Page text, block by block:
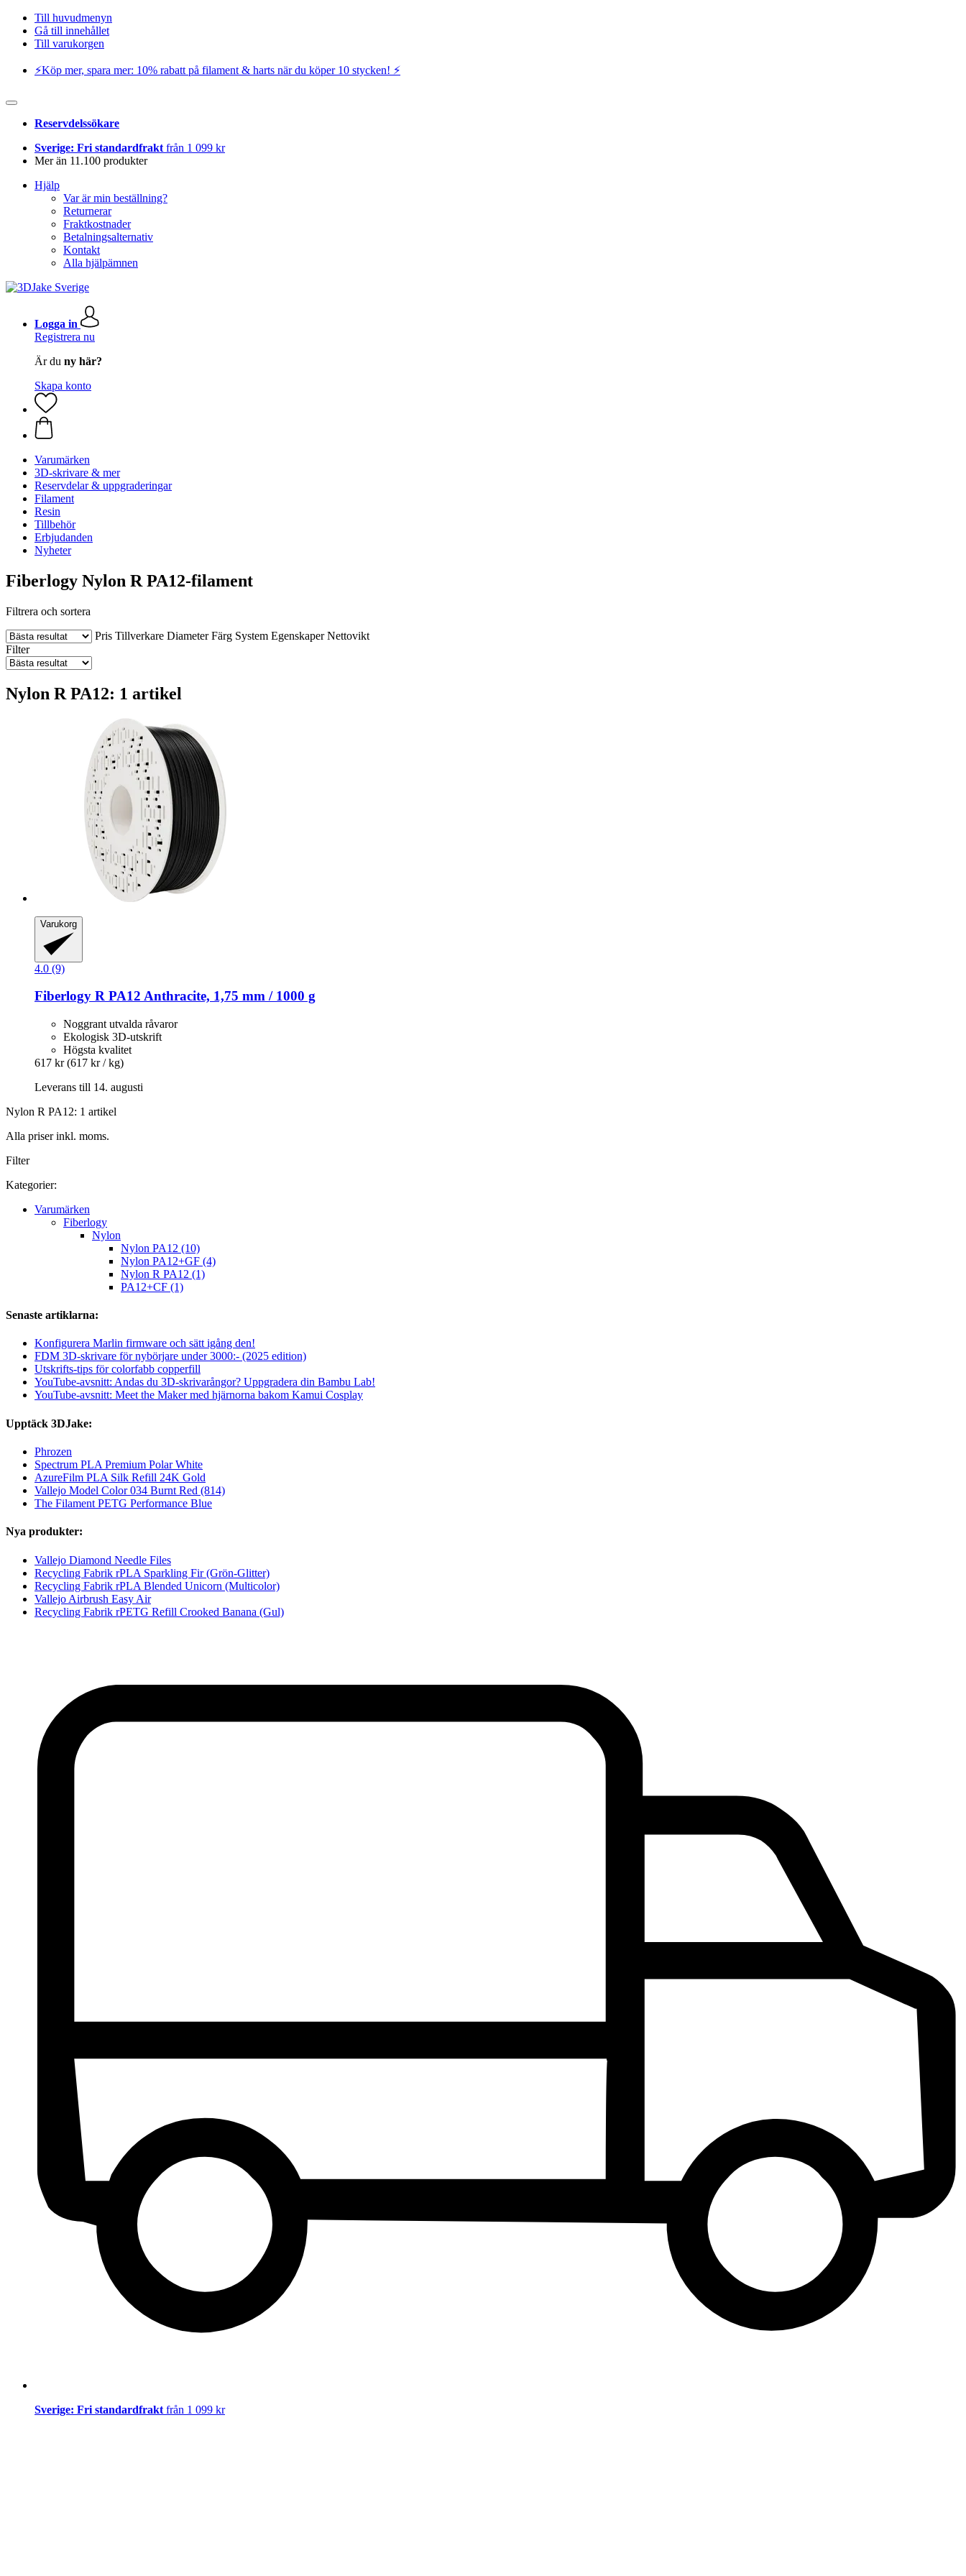
Till huvudmenyn
Gå till innehållet
Till varukorgen
⚡️Köp mer, spara mer: 10% rabatt på filament & harts när du köper 10 stycken! ⚡️
Reservdelssökare
Sverige: Fri standardfrakt från 1 099 kr
Mer än 11.100 produkter
Hjälp
Var är min beställning?
Returnerar
Fraktkostnader
Betalningsalternativ
Kontakt
Alla hjälpämnen
Logga in
Registrera nu
Är du ny här?
Skapa konto
Varumärken
3D-skrivare & mer
Reservdelar & uppgraderingar
Filament
Resin
Tillbehör
Erbjudanden
Nyheter
Fiberlogy Nylon R PA12-filament
Filtrera och sortera
Pris Tillverkare Diameter Färg System Egenskaper Nettovikt
Filter
Nylon R PA12: 1 artikel
Varukorg
4.0 (9)
Fiberlogy R PA12 Anthracite, 1,75 mm / 1000 g
Noggrant utvalda råvaror
Ekologisk 3D-utskrift
Högsta kvalitet
617 kr (617 kr / kg)
Leverans till 14. augusti
Nylon R PA12: 1 artikel
Alla priser inkl. moms.
Filter
Kategorier:
Varumärken
Fiberlogy
Nylon
Nylon PA12 (10)
Nylon PA12+GF (4)
Nylon R PA12 (1)
PA12+CF (1)
Senaste artiklarna:
Konfigurera Marlin firmware och sätt igång den!
FDM 3D-skrivare för nybörjare under 3000:- (2025 edition)
Utskrifts-tips för colorfabb copperfill
YouTube-avsnitt: Andas du 3D-skrivarångor? Uppgradera din Bambu Lab!
YouTube-avsnitt: Meet the Maker med hjärnorna bakom Kamui Cosplay
Upptäck 3DJake:
Phrozen
Spectrum PLA Premium Polar White
AzureFilm PLA Silk Refill 24K Gold
Vallejo Model Color 034 Burnt Red (814)
The Filament PETG Performance Blue
Nya produkter:
Vallejo Diamond Needle Files
Recycling Fabrik rPLA Sparkling Fir (Grön-Glitter)
Recycling Fabrik rPLA Blended Unicorn (Multicolor)
Vallejo Airbrush Easy Air
Recycling Fabrik rPETG Refill Crooked Banana (Gul)
Sverige: Fri standardfrakt från 1 099 kr